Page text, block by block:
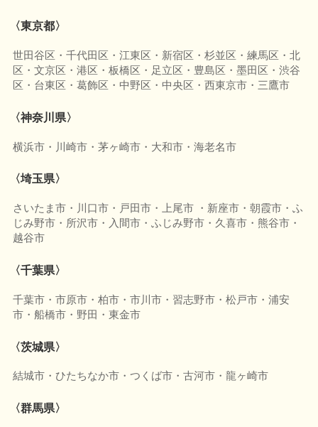
〈東京都〉
世田谷区・千代田区・江東区・新宿区・杉並区・練馬区・北
区・文京区・港区・板橋区・足立区・豊島区・墨田区・渋谷
区・台東区・葛飾区・中野区・中央区・西東京市・三鷹市
〈神奈川県〉
横浜市・川崎市・茅ヶ崎市・大和市・海老名市
〈埼玉県〉
さいたま市・川口市・戸田市・上尾市 ・新座市・朝霞市・ふ
じみ野市・所沢市・入間市・ふじみ野市・久喜市・熊谷市・
越谷市
〈千葉県〉
千葉市・市原市・柏市・市川市・習志野市・松戸市・浦安
市・船橋市・野田・東金市
〈茨城県〉
結城市・ひたちなか市・つくば市・古河市・龍ヶ崎市
〈群馬県〉